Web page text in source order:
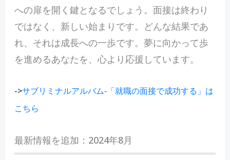
への扉を開く鍵となるでしょう。面接は終わり
ではなく、新しい始まりです。どんな結果であ
れ、それは成長への一歩です。夢に向かって歩
を進めるあなたを、心より応援しています。
->サブリミナルアルバム-「就職の面接で成功する」は
こちら
最新情報を追加：2024年8月